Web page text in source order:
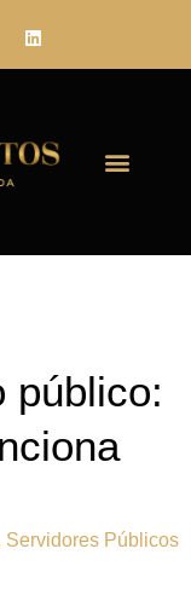
público:
Servidores Públicos